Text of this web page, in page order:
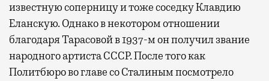
известную соперницу и тоже соседку Клавдию
Еланскую. Однако в некотором отношении
благодаря Тарасовой в 1937-м он получил звание
народного артиста СССР. После того как
Политбюро во главе со Сталиным посмотрело